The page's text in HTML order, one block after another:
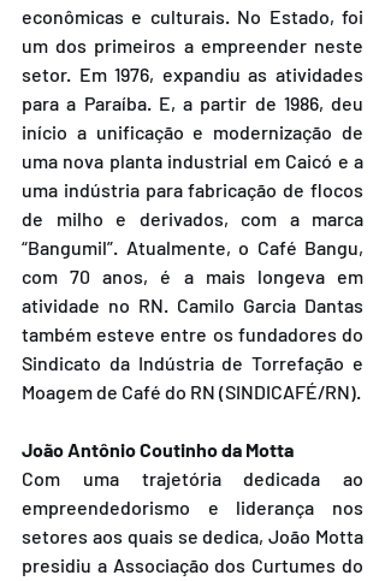
econômicas e culturais. No Estado, foi
um dos primeiros a empreender neste
setor. Em 1976, expandiu as atividades
para a Paraíba. E, a partir de 1986, deu
início a unificação e modernização de
uma nova planta industrial em Caicó e a
uma indústria para fabricação de flocos
de milho e derivados, com a marca
“Bangumil”. Atualmente, o Café Bangu,
com 70 anos, é a mais longeva em
atividade no RN. Camilo Garcia Dantas
também esteve entre os fundadores do
Sindicato da Indústria de Torrefação e
Moagem de Café do RN (SINDICAFÉ/RN).
João Antônio Coutinho da Motta
Com uma trajetória dedicada ao
empreendedorismo e liderança nos
setores aos quais se dedica, João Motta
presidiu a Associação dos Curtumes do